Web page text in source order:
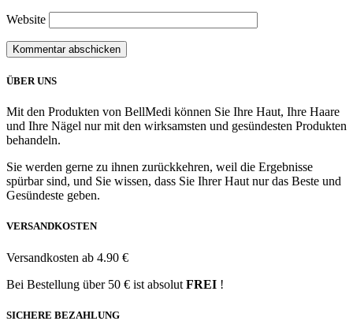
Website
ÜBER UNS
Mit den Produkten von BellMedi können Sie Ihre Haut, Ihre Haare
und Ihre Nägel nur mit den wirksamsten und gesündesten Produkten
behandeln.
Sie werden gerne zu ihnen zurückkehren, weil die Ergebnisse
spürbar sind, und Sie wissen, dass Sie Ihrer Haut nur das Beste und
Gesündeste geben.
VERSANDKOSTEN
Versandkosten ab 4.90 €
Bei Bestellung über 50 € ist absolut FREI !
SICHERE BEZAHLUNG